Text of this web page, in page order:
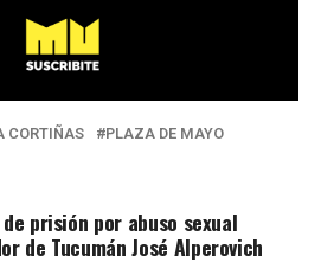
CORTIÑAS
PLAZA DE MAYO
prisión por abuso sexual
de Tucumán José Alperovich